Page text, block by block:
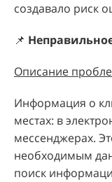
создавало риск
📌
Описание
Информация о
местах: в
мессенджерах.
необходимым
поиск